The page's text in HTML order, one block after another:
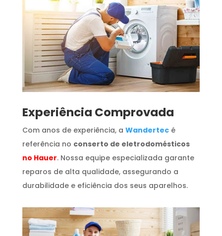
​Experiência Comprovada
Com anos de experiência, a Wandertecé
referência no conserto de eletrodomésticos
no Hauer. Nossa equipe especializada garante
reparos de alta qualidade, assegurando a
durabilidade e eficiência dos seus aparelhos.